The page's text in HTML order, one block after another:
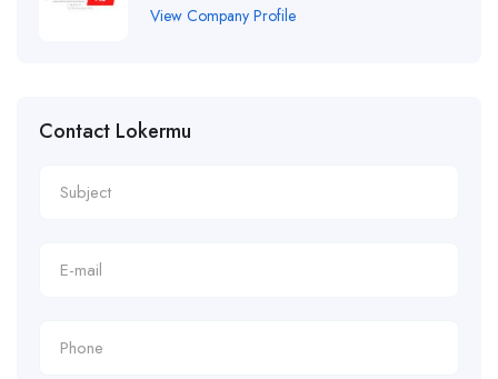
View Company Profile
Contact Lokermu